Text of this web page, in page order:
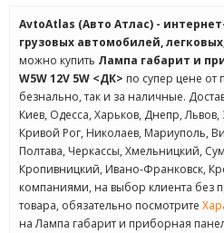
AvtoAtlas (Авто Атлас) -
грузовых автомобилей,
можно купить Лампа габарит и
W5W 12V 5W <ДК> по супер цене от
безнально, так и за наличные.
Киев, Одесса, Харьков, Днепр,
Кривой Рог, Николаев, Мариуполь,
Полтава, Черкассы, Хмельницкий,
Кропивницкий, Ивано-Франковск,
компаниями, на выбор клиента без
товара, обязательно посмотрите
на Лампа габарит и приборная